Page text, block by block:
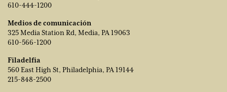
610-444-1200
Medios de comunicación
325 Media Station Rd, Media, PA 19063
610-566-1200
Filadelfia
560 East High St, Philadelphia, PA 19144
215-848-2500